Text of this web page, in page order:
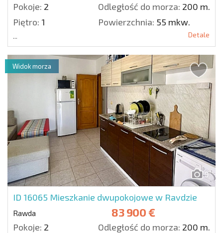
Pokoje: 2 Odległość do morza: 200 m.
Piętro: 1 Powierzchnia: 55 mkw.
... Detale
9
ID 16065 Mieszkanie dwupokojowe w Ravdzie
Rawda 83 900 €
Pokoje: 2 Odległość do morza: 200 m.
Widok morza